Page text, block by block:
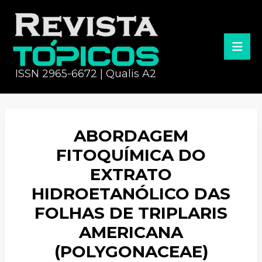
ISSN 2965-6672 | Qualis A2
ABORDAGEM
FITOQUÍMICA DO
EXTRATO
HIDROETANÓLICO DAS
FOLHAS DE TRIPLARIS
AMERICANA
(POLYGONACEAE)